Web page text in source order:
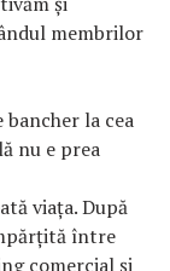
membrilor
bancher la cea
nu e prea
viața. După
între
comercial și